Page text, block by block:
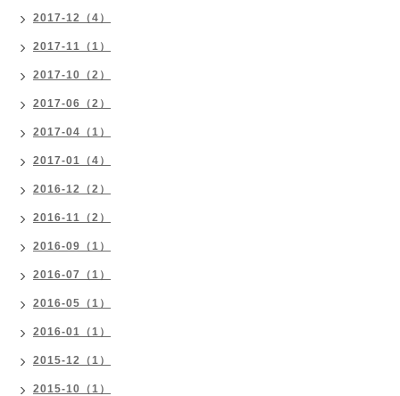
2017-12（4）
2017-11（1）
2017-10（2）
2017-06（2）
2017-04（1）
2017-01（4）
2016-12（2）
2016-11（2）
2016-09（1）
2016-07（1）
2016-05（1）
2016-01（1）
2015-12（1）
2015-10（1）